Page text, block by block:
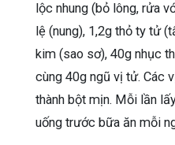
lộc nhung (bỏ lông, rửa
lệ (nung), 1,2g thỏ ty tử
kim (sao sơ), 40g nhục
cùng 40g ngũ vị tử. Các
thành bột mịn. Mỗi lần
uống trước bữa ăn mỗi